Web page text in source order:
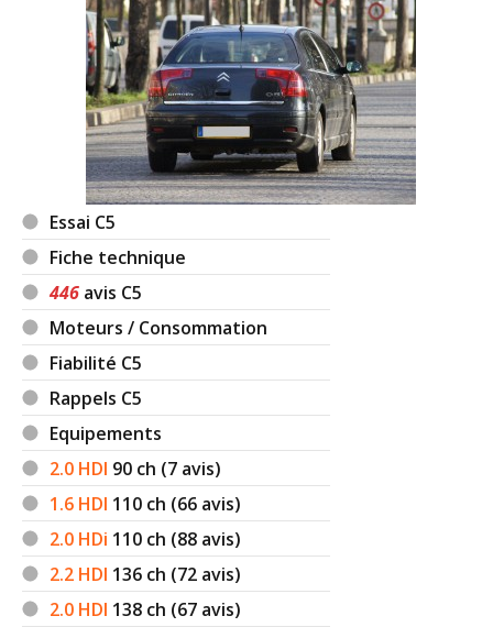
Essai C5
Fiche technique
446 avis C5
Moteurs / Consommation
Fiabilité C5
Rappels C5
Equipements
2.0 HDI 90 ch (7 avis)
1.6 HDI 110 ch (66 avis)
2.0 HDi 110 ch (88 avis)
2.2 HDI 136 ch (72 avis)
2.0 HDI 138 ch (67 avis)